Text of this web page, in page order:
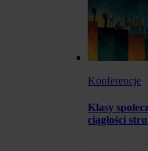
Konferencje
Klasy
ciągłości